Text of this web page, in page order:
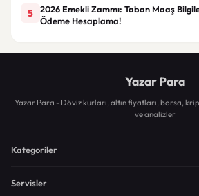
5
2026 Emekli Zammı: Taban Maaş
Ödeme Hesaplama!
Yazar Para
Yazar Para - Döviz kurları, altın fiyatları, borsa,
ve analizler
Kategoriler
Servisler